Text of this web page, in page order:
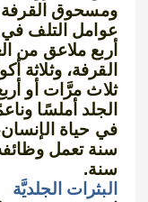
ومسحوق القرفة
عوامل التلف
أربع ملاعق
القرفة،
ثلاث مرَّات أو
الجلد أملسًا
في حياة
سنة تعمل
سنة.
البثرات الجلديَّة